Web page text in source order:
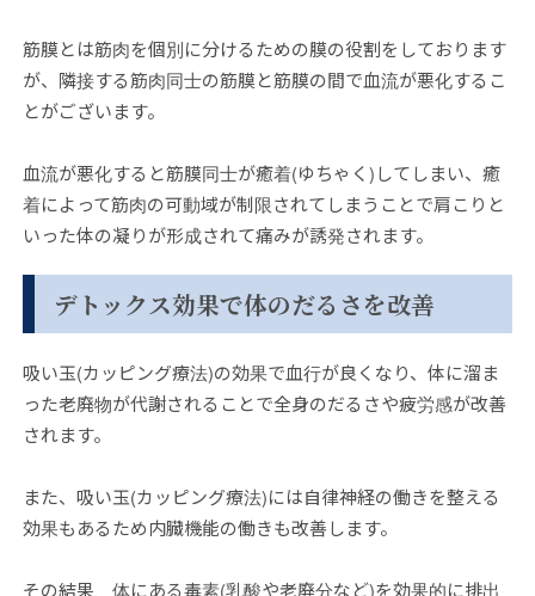
筋膜とは筋肉を個別に分けるための膜の役割をしております
が、隣接する筋肉同士の筋膜と筋膜の間で血流が悪化するこ
とがございます。
血流が悪化すると筋膜同士が癒着(ゆちゃく)してしまい、癒
着によって筋肉の可動域が制限されてしまうことで肩こりと
いった体の凝りが形成されて痛みが誘発されます。
デトックス効果で体のだるさを改善
吸い玉(カッピング療法)の効果で血行が良くなり、体に溜ま
った老廃物が代謝されることで全身のだるさや疲労感が改善
されます。
また、吸い玉(カッピング療法)には自律神経の働きを整える
効果もあるため内臓機能の働きも改善します。
その結果、体にある毒素(乳酸や老廃分など)を効果的に排出